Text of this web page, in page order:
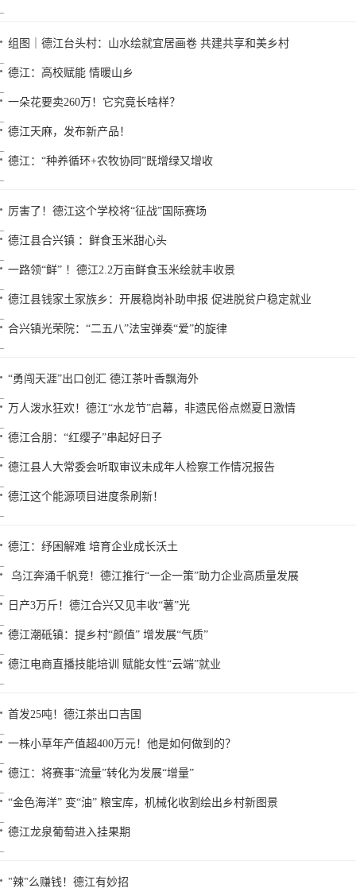
组图｜德江台头村：山水绘就宜居画卷 共建共享和美乡村
德江：高校赋能 情暖山乡
一朵花要卖260万！它究竟长啥样？
德江天麻，发布新产品！
德江：“种养循环+农牧协同”既增绿又增收
厉害了！德江这个学校将“征战”国际赛场
德江县合兴镇 ：鲜食玉米甜心头
一路领“鲜” ！德江2.2万亩鲜食玉米绘就丰收景
德江县钱家土家族乡：开展稳岗补助申报 促进脱贫户稳定就业
合兴镇光荣院：“二五八”法宝弹奏“爱”的旋律
“勇闯天涯”出口创汇 德江茶叶香飘海外
万人泼水狂欢！德江“水龙节”启幕，非遗民俗点燃夏日激情
德江合朋：“红缨子”串起好日子
德江县人大常委会听取审议未成年人检察工作情况报告
德江这个能源项目进度条刷新！
德江：纾困解难 培育企业成长沃土
乌江奔涌千帆竞！德江推行“一企一策”助力企业高质量发展
日产3万斤！德江合兴又见丰收“薯”光
德江潮砥镇：提乡村“颜值” 增发展“气质”
德江电商直播技能培训 赋能女性“云端”就业
首发25吨！德江茶出口吉国
一株小草年产值超400万元！他是如何做到的？
德江：将赛事“流量”转化为发展“增量”
“金色海洋” 变“油” 粮宝库，机械化收割绘出乡村新图景
德江龙泉葡萄进入挂果期
"辣"么赚钱！德江有妙招